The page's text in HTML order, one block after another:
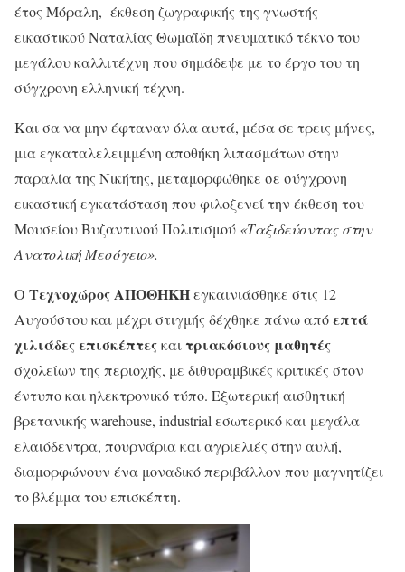
έτος Μόραλη, έκθεση ζωγραφικής της γνωστής
εικαστικού Ναταλίας Θωμαΐδη πνευματικό τέκνο του
μεγάλου καλλιτέχνη που σημάδεψε με το έργο του τη
σύγχρονη ελληνική τέχνη.
Και σα να μην έφταναν όλα αυτά, μέσα σε τρεις μήνες,
μια εγκαταλελειμμένη αποθήκη λιπασμάτων στην
παραλία της Νικήτης, μεταμορφώθηκε σε σύγχρονη
εικαστική εγκατάσταση που φιλοξενεί την έκθεση του
Μουσείου Βυζαντινού Πολιτισμού «Ταξιδεύοντας στην
Ανατολική Μεσόγειο».
Ο Τεχνοχώρος ΑΠΟΘΗΚΗεγκαινιάσθηκε στις 12
Αυγούστου και μέχρι στιγμής δέχθηκε πάνω απόεπτά
χιλιάδες επισκέπτεςκαι τριακόσιους μαθητές
σχολείων της περιοχής, με διθυραμβικές κριτικές στον
έντυπο και ηλεκτρονικό τύπο. Εξωτερική αισθητική
βρετανικής warehouse, industrial εσωτερικό και μεγάλα
ελαιόδεντρα, πουρνάρια και αγριελιές στην αυλή,
διαμορφώνουν ένα μοναδικό περιβάλλον που μαγνητίζει
το βλέμμα του επισκέπτη.